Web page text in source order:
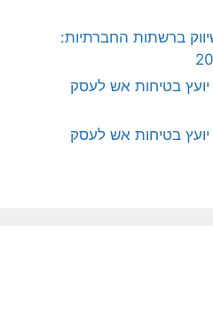
ברשתות החברתיות:
יועץ בטיחות אש לעסק
יועץ בטיחות אש לעסק